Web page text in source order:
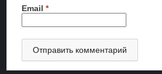
Email*